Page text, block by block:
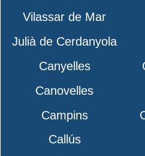
Vilassar de Mar
Julià de Cerdanyola
Canyelles
Canovelles
Campins
Callús